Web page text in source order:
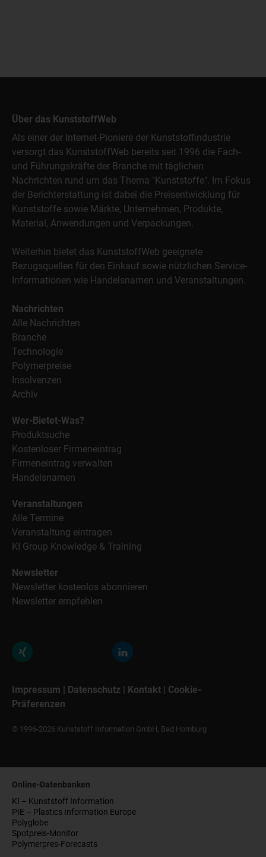
Über das KunststoffWeb
Als einer der Internet-Pioniere der Kunststoffindustrie
versorgt das KunststoffWeb bereits seit 1996 die Fach-
und Führungskräfte der Branche mit täglichen
Nachrichten rund um das Thema "Kunststoffe". Im Fokus
der Berichterstattung ist dabei die Preisentwicklung für
Kunststoffe sowie Märkte, Unternehmen, Produkte,
Material, Anwendungen und Verpackungen.
Weiterhin bietet das KunststoffWeb geeignete
Bezugsquellen für den Einkauf sowie nützlichen Service-
Informationen wie Handelsnamen und Veranstaltungen.
Nachrichten
Alle Nachrichten
Branche
Technologie
Polymerpreise
Insolvenzen
Archiv
Wer-Bietet-Was?
Produktsuche
Kostenloser Firmeneintrag
Firmeneintrag verwalten
Handelsnamen
Veranstaltungen
Alle Termine
Veranstaltung eintragen
KI Group Knowledge & Training
Newsletter
Newsletter kostenlos abonnieren
Newsletter empfehlen
Impressum | Datenschutz | Kontakt | Cookie-
Präferenzen
© 1996-2026 Kunststoff Information GmbH, Bad Homburg
Online-Datenbanken
KI – Kunststoff Information
PIE – Plastics Information Europe
Polyglobe
Spotpreis-Monitor
Polymerpres-Forecasts